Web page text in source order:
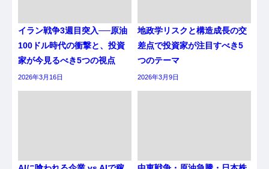
イラン戦争3週目突入──原油
100ドル時代の衝撃と、投資
家が今見るべき5つの視点
2026年3月16日
地政学リスクと構造成長の交
差点で投資家が注目すべき5
つのテーマ
2026年3月9日